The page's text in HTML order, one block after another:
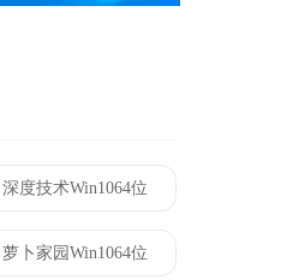
深度技术Win1064位
萝卜家园Win1064位